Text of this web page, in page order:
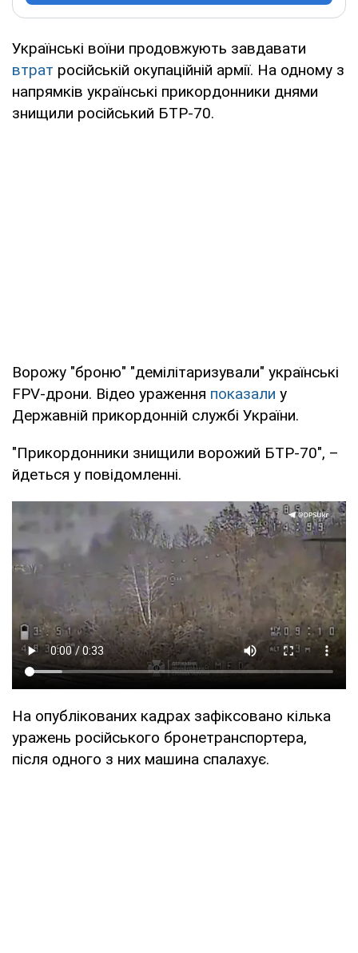
Українські воїни продовжують завдавати
втрат російській окупаційній армії. На одному з
напрямків українські прикордонники днями
знищили російський БТР-70.
Ворожу "броню" "демілітаризували" українські
FPV-дрони. Відео ураження показали у
Державній прикордонній службі України.
"Прикордонники знищили ворожий БТР-70", –
йдеться у повідомленні.
На опублікованих кадрах зафіксовано кілька
уражень російського бронетранспортера,
після одного з них машина спалахує.